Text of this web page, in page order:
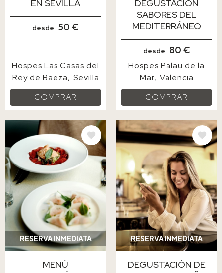
EN SEVILLA
desde 50 €
Hospes Las Casas del
Rey de Baeza
Sevilla
COMPRAR
DEGUSTACIÓN
SABORES DEL
MEDITERRÁNEO
desde 80 €
Hospes Palau de la
Mar Valencia
COMPRAR
RESERVA INMEDIATA
IMAGE
MENÚ
RESERVA INMEDIATA
IMAGE
DEGUSTACIÓN DE